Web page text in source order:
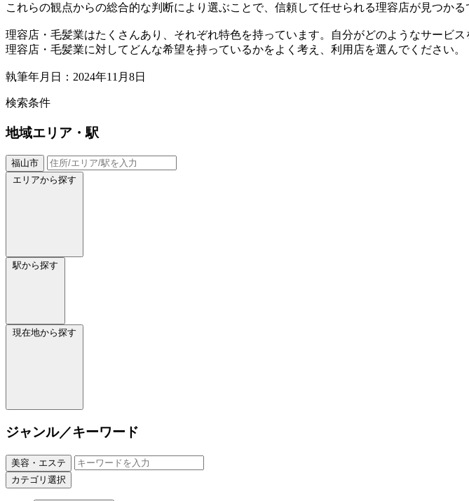
これらの観点からの総合的な判断により選ぶことで、信頼して任せられる理容店が見つかる
理容店・毛髪業はたくさんあり、それぞれ特色を持っています。自分がどのようなサービ
理容店・毛髪業に対してどんな希望を持っているかをよく考え、利用店を選んでください。
執筆年月日：2024年11月8日
検索条件
地域エリア・駅
福山市
エリアから探す
駅から探す
現在地から探す
ジャンル／キーワード
美容・エステ
カテゴリ選択